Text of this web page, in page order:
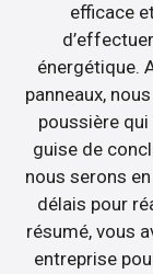
efficace
énergétique.
panneaux,
poussière
guise de
nous serons
délais pour
résumé, vous
entreprise